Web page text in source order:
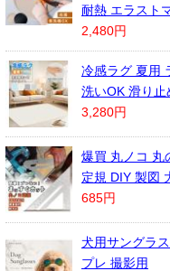
耐熱 エラスト
2,480円
冷感ラグ 夏用
洗いOK 滑り止
3,280円
爆買 丸ノコ 丸
定規 DIY 製図
685円
犬用サングラ
プレ 撮影用